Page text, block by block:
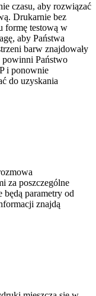
czasu, aby rozwiązać
Drukarnie bez
formę testową w
aby Państwa
barw znajdowały
powinni Państwo
i ponownie
do uzyskania
za poszczególne
będą parametry od
znajdą